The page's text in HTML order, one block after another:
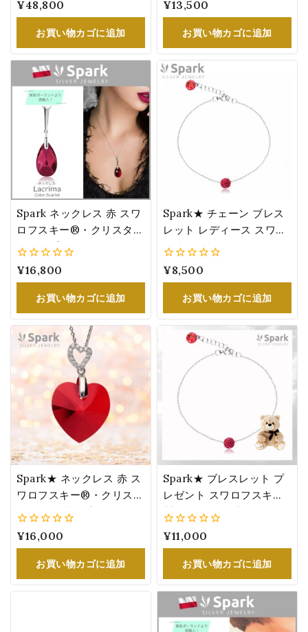
ー 結婚式 ドレス スカーレ
ット
0
5
¥48,800
お買い物カゴに追加
®・クリスタル
0
5
¥13,500
お買い物カゴに追加
Spark ネックレス 赤 スワ
ロフスキー®・クリスタル
ドロップ レディース スカ
ゼント NN610622SC
0
5
¥16,800
お買い物カゴに追加
Spark★ チェーン ブレス
レット レディース スワロ
フスキー®・クリスタル
ント パヴェボール
0
5
¥8,500
お買い物カゴに追加
Spark★ ネックレス 赤 ス
ワロフスキー®・クリスタ
ル ハート透明感ある煌め
ゼント
0
5
¥16,000
お買い物カゴに追加
Spark★ ブレスレット プ
レゼント スワロフスキー
製 クリスタル 赤 パヴェボ
日 祝い ラッピング くま
0
5
¥11,000
お買い物カゴに追加